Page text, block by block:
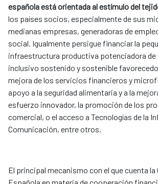
española está orientada al estímulo del
los países socios, especialmente de sus
medianas empresas, generadoras de
social. Igualmente persigue financiar la
infraestructura productiva potenciadora de
inclusivo sostenido y sostenible
mejora de los servicios financieros y
apoyo a la seguridad alimentaria y a la
esfuerzo innovador, la promoción de los
comercial, o el acceso a Tecnologías de la
Comunicación, entre otros.
El principal mecanismo con el que cuenta